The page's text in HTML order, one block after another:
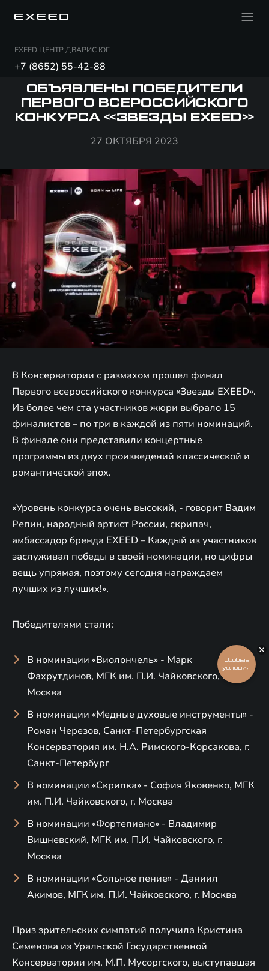
EXEED ЦЕНТР ДВАРИС ЮГ
+7 (8652) 55-42-88
ОБЪЯВЛЕНЫ ПОБЕДИТЕЛИ
ПЕРВОГО ВСЕРОССИЙСКОГО
КОНКУРСА «ЗВЕЗДЫ EXEED»
27 ОКТЯБРЯ 2023
В Консерватории с размахом прошел финал
Первого всероссийского конкурса «Звезды EXEED».
Из более чем ста участников жюри выбрало 15
финалистов – по три в каждой из пяти номинаций.
В финале они представили концертные
программы из двух произведений классической и
романтической эпох.
«Уровень конкурса очень высокий, - говорит Вадим
Репин, народный артист России, скрипач,
амбассадор бренда EXEED – Каждый из участников
заслуживал победы в своей номинации, но цифры
вещь упрямая, поэтому сегодня награждаем
лучших из лучших!».
Победителями стали:
В номинации «Виолончель» - Марк
Фахрутдинов, МГК им. П.И. Чайковского, г.
Москва
В номинации «Медные духовые инструменты» -
Роман Черезов, Санкт-Петербургская
Консерватория им. Н.А. Римского-Корсакова, г.
Санкт-Петербург
В номинации «Скрипка» - София Яковенко, МГК
им. П.И. Чайковского, г. Москва
В номинации «Фортепиано» - Владимир
Вишневский, МГК им. П.И. Чайковского, г.
Москва
В номинации «Сольное пение» - Даниил
Акимов, МГК им. П.И. Чайковского, г. Москва
Приз зрительских симпатий получила Кристина
Семенова из Уральской Государственной
Консерватории им. М.П. Мусоргского, выступавшая
Особые
условия